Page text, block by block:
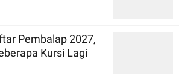
Pembalap 2027,
Kursi Lagi